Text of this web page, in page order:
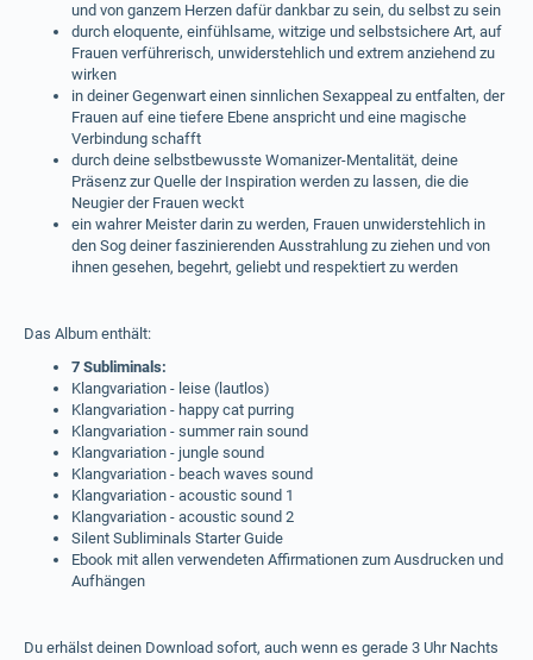
und von ganzem Herzen dafür dankbar zu sein, du selbst zu sein
durch eloquente, einfühlsame, witzige und selbstsichere Art, auf
Frauen verführerisch, unwiderstehlich und extrem anziehend zu
wirken
in deiner Gegenwart einen sinnlichen Sexappeal zu entfalten, der
Frauen auf eine tiefere Ebene anspricht und eine magische
Verbindung schafft
durch deine selbstbewusste Womanizer-Mentalität, deine
Präsenz zur Quelle der Inspiration werden zu lassen, die die
Neugier der Frauen weckt
ein wahrer Meister darin zu werden, Frauen unwiderstehlich in
den Sog deiner faszinierenden Ausstrahlung zu ziehen und von
ihnen gesehen, begehrt, geliebt und respektiert zu werden
Das Album enthält:
7 Subliminals:
Klangvariation - leise (lautlos)
Klangvariation - happy cat purring
Klangvariation - summer rain sound
Klangvariation - jungle sound
Klangvariation - beach waves sound
Klangvariation - acoustic sound 1
Klangvariation - acoustic sound 2
Silent Subliminals Starter Guide
Ebook mit allen verwendeten Affirmationen zum Ausdrucken und
Aufhängen
Du erhälst deinen Download sofort, auch wenn es gerade 3 Uhr Nachts